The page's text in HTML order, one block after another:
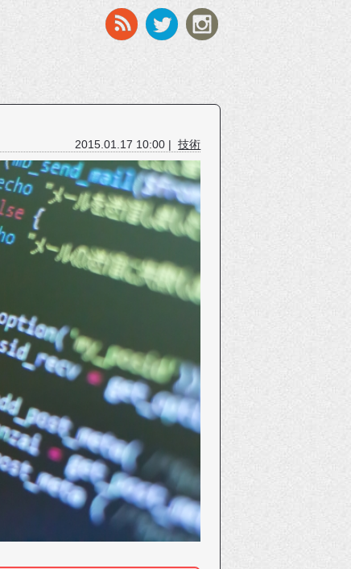
2015.01.17 10:00 |技術